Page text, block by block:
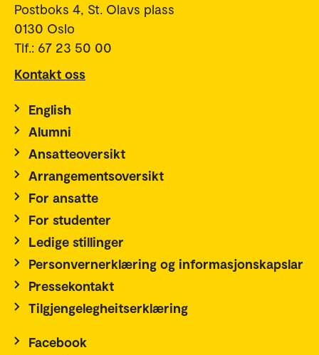
Postboks 4, St. Olavs plass
0130 Oslo
Tlf.: 67 23 50 00
Kontakt oss
English
Alumni
Ansatteoversikt
Arrangementsoversikt
For ansatte
For studenter
Ledige stillinger
Personvernerklæring og informasjonskapslar
Pressekontakt
Tilgjengelegheitserklæring
Facebook